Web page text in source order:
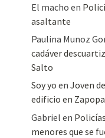
El macho en
asaltante
Paulina Munoz
cadáver
Salto
Soy yo en Joven
edificio en
Gabriel en
menores que se